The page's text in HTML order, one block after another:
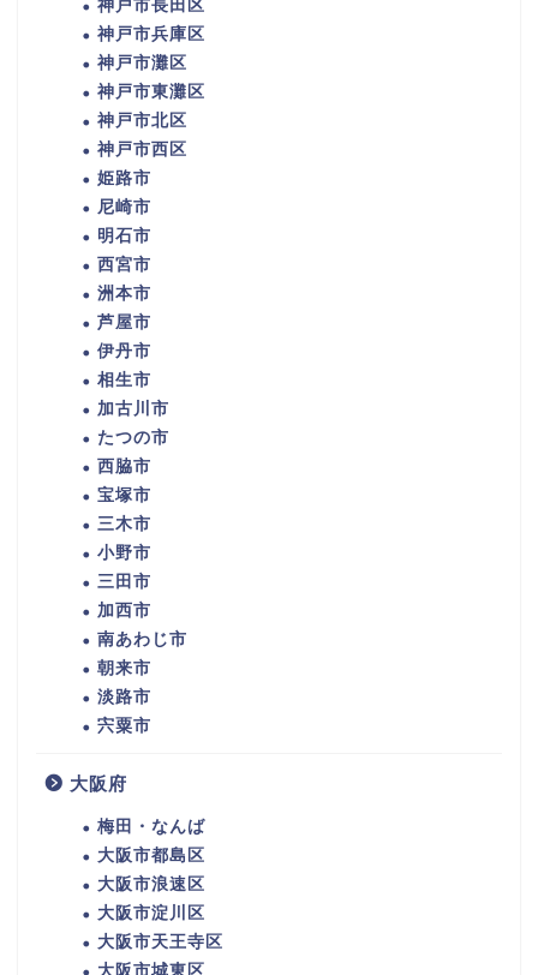
神戸市長田区
神戸市兵庫区
神戸市灘区
神戸市東灘区
神戸市北区
神戸市西区
姫路市
尼崎市
明石市
西宮市
洲本市
芦屋市
伊丹市
相生市
加古川市
たつの市
西脇市
宝塚市
三木市
小野市
三田市
加西市
南あわじ市
朝来市
淡路市
宍粟市
大阪府
梅田・なんば
大阪市都島区
大阪市浪速区
大阪市淀川区
大阪市天王寺区
大阪市城東区